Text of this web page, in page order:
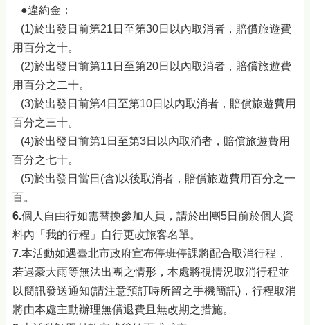
●違約金：
(1)於出發日前第21日至第30日以內取消者，賠償旅遊費
用百分之十。
(2)於出發日前第11日至第20日以內取消者，賠償旅遊費
用百分之二十。
(3)於出發日前第4日至第10日以內取消者，賠償旅遊費用
百分之三十。
(4)於出發日前第1日至第3日以內取消者，賠償旅遊費用
百分之七十。
(5)於出發日當日(含)以後取消者，賠償旅遊費用百分之一
百。
6.個人自由行如需替換參加人員，請於出團5日前於個人資
料內「我的行程」自行更改旅客名單。
7.本活動如遇臺北市政府宣布停班停課將配合取消行程，
若遇豪大雨等無法出團之情形，本處將視情況取消行程並
以簡訊發送通知(請注意預訂時所留之手機簡訊)，行程取消
將由本處主動辦理無償退費且無改期之措施。